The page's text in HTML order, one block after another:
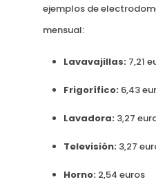
ejemplos de
mensual:
Lavavajillas:7,21
Frigorífico:6,43
Lavadora:3,27
Televisión:3,27
Horno:2,54 euros